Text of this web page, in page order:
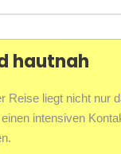
hautnah
Reise liegt nicht nur
intensiven